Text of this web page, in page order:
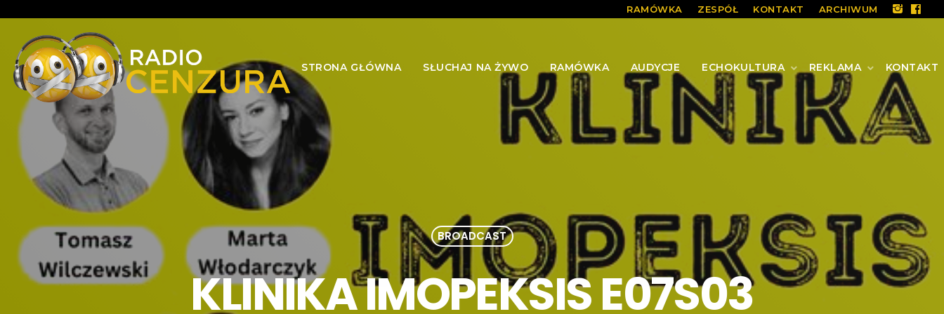
RAMÓWKA ZESPÓŁ KONTAKT ARCHIWUM
STRONA GŁÓWNA SŁUCHAJ NA ŻYWO RAMÓWKA AUDYCJE ECHOKULTURA REKLAMA KONTAKT
BROADCAST
KLINIKA IMOPEKSIS E07S03